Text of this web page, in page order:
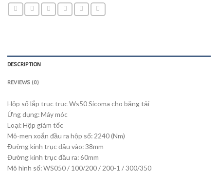
DESCRIPTION
REVIEWS (0)
Hộp số lắp trục trục Ws50 Sicoma cho băng tải
Ứng dụng: Máy móc
Loại: Hộp giảm tốc
Mô-men xoắn đầu ra hộp số: 2240 (Nm)
Đường kính trục đầu vào: 38mm
Đường kính trục đầu ra: 60mm
Mô hình số: WS050 / 100/200 / 200-1 / 300/350